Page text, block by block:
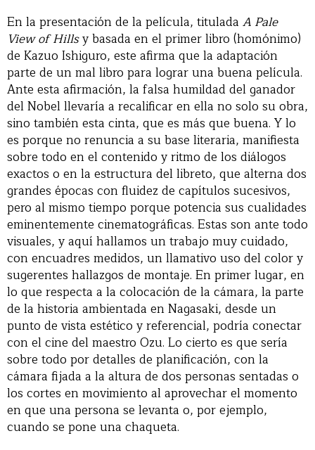
En la presentación de la película, titulada A Pale
View of Hillsy basada en el primer libro (homónimo)
de Kazuo Ishiguro, este afirma que la adaptación
parte de un mal libro para lograr una buena película.
Ante esta afirmación, la falsa humildad del ganador
del Nobel llevaría a recalificar en ella no solo su obra,
sino también esta cinta, que es más que buena. Y lo
es porque no renuncia a su base literaria, manifiesta
sobre todo en el contenido y ritmo de los diálogos
exactos o en la estructura del libreto, que alterna dos
grandes épocas con fluidez de capítulos sucesivos,
pero al mismo tiempo porque potencia sus cualidades
eminentemente cinematográficas. Estas son ante todo
visuales, y aquí hallamos un trabajo muy cuidado,
con encuadres medidos, un llamativo uso del color y
sugerentes hallazgos de montaje. En primer lugar, en
lo que respecta a la colocación de la cámara, la parte
de la historia ambientada en Nagasaki, desde un
punto de vista estético y referencial, podría conectar
con el cine del maestro Ozu. Lo cierto es que sería
sobre todo por detalles de planificación, con la
cámara fijada a la altura de dos personas sentadas o
los cortes en movimiento al aprovechar el momento
en que una persona se levanta o, por ejemplo,
cuando se pone una chaqueta.